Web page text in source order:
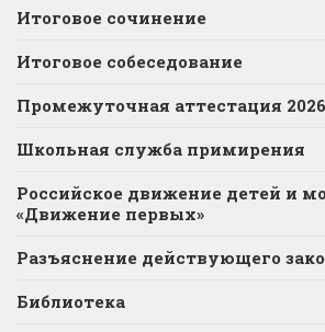
Итоговое сочинение
Итоговое собеседование
Промежуточная аттестация 2026
Школьная служба примирения
Российское движение детей и
«Движение первых»
Разъяснение действующего
Библиотека